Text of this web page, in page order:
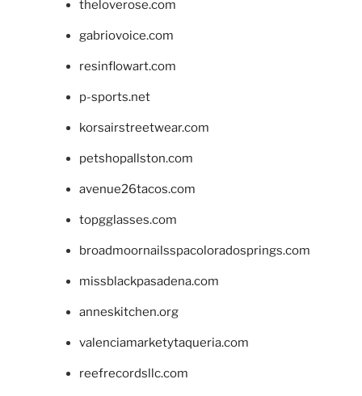
theloverose.com
gabriovoice.com
resinflowart.com
p-sports.net
korsairstreetwear.com
petshopallston.com
avenue26tacos.com
topgglasses.com
broadmoornailsspacoloradosprings.com
missblackpasadena.com
anneskitchen.org
valenciamarketytaqueria.com
reefrecordsllc.com